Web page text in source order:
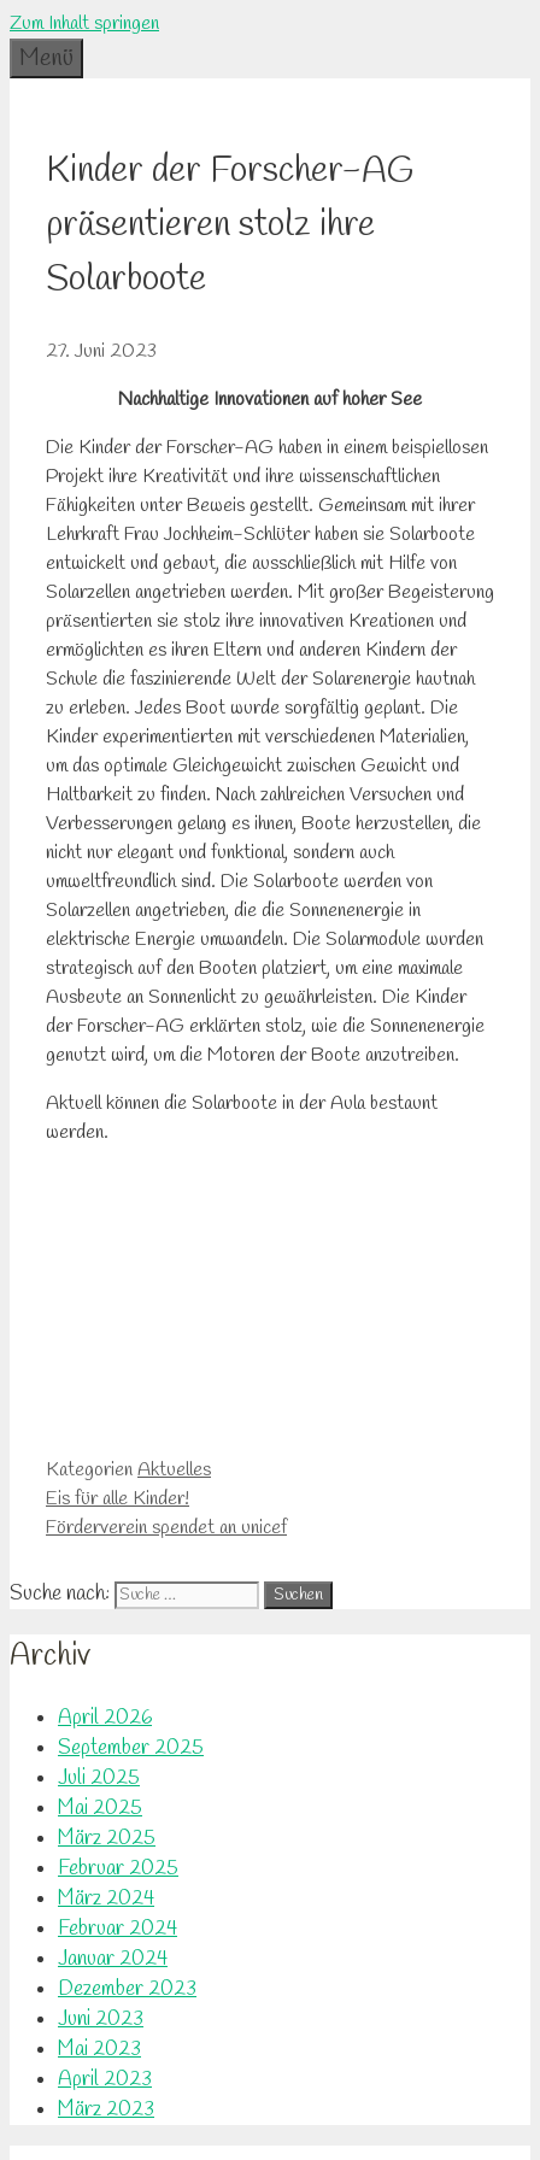
Zum Inhalt springen
Menü
Kinder der Forscher-AG
präsentieren stolz ihre
Solarboote
27. Juni 2023
Nachhaltige Innovationen auf hoher See
Die Kinder der Forscher-AG haben in einem beispiellosen
Projekt ihre Kreativität und ihre wissenschaftlichen
Fähigkeiten unter Beweis gestellt. Gemeinsam mit ihrer
Lehrkraft Frau Jochheim-Schlüter haben sie Solarboote
entwickelt und gebaut, die ausschließlich mit Hilfe von
Solarzellen angetrieben werden. Mit großer Begeisterung
präsentierten sie stolz ihre innovativen Kreationen und
ermöglichten es ihren Eltern und anderen Kindern der
Schule die faszinierende Welt der Solarenergie hautnah
zu erleben. Jedes Boot wurde sorgfältig geplant. Die
Kinder experimentierten mit verschiedenen Materialien,
um das optimale Gleichgewicht zwischen Gewicht und
Haltbarkeit zu finden. Nach zahlreichen Versuchen und
Verbesserungen gelang es ihnen, Boote herzustellen, die
nicht nur elegant und funktional, sondern auch
umweltfreundlich sind. Die Solarboote werden von
Solarzellen angetrieben, die die Sonnenenergie in
elektrische Energie umwandeln. Die Solarmodule wurden
strategisch auf den Booten platziert, um eine maximale
Ausbeute an Sonnenlicht zu gewährleisten. Die Kinder
der Forscher-AG erklärten stolz, wie die Sonnenenergie
genutzt wird, um die Motoren der Boote anzutreiben.
Aktuell können die Solarboote in der Aula bestaunt
werden.
KategorienAktuelles
Eis für alle Kinder!
Förderverein spendet an unicef
Suche nach:
Archiv
April 2026
September 2025
Juli 2025
Mai 2025
März 2025
Februar 2025
März 2024
Februar 2024
Januar 2024
Dezember 2023
Juni 2023
Mai 2023
April 2023
März 2023